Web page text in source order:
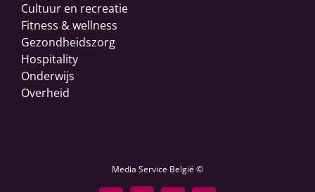
Cultuur en recreatie
Fitness & wellness
Gezondheidszorg
Hospitality
Onderwijs
Overheid
Media Service België ©